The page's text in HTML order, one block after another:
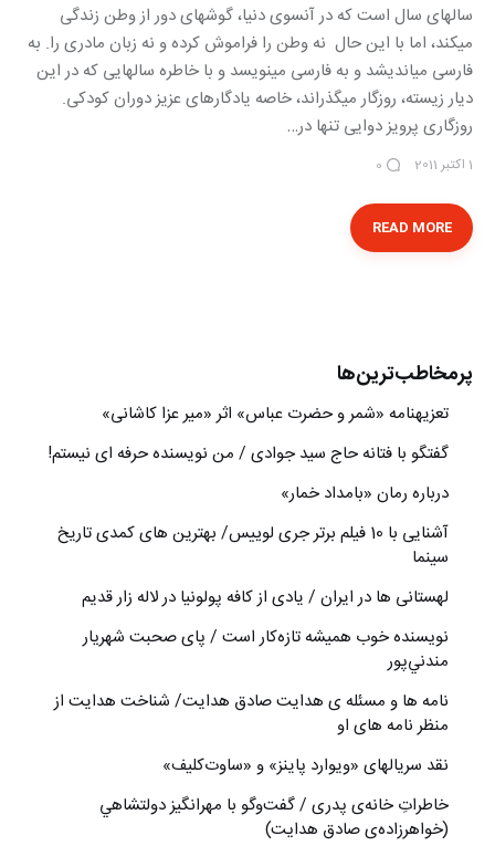
سالهای سال است که در آن‎سوی دنیا، گوشه‎ای دور از وطن زندگی
می‎کند، اما با این حال نه وطن را فراموش کرده و نه زبان مادری را. به
فارسی می‎اندیشد و به فارسی می‎نویسد و با خاطره سالهایی که در این
دیار زیسته، روزگار می‎گذراند، خاصه یادگارهای عزیز دوران کودکی.
روزگاری پرویز دوایی تنها در…
1 اکتبر 2011 0
READ MORE
پرمخاطب‌ترین‌ها
تعزیه‎نامه‏ «شمر و حضرت عباس» اثر «میر عزا کاشانی»
گفتگو با فتانه حاج سید جوادی / من نویسنده حرفه ای نیستم!
درباره رمان «بامداد خمار»
آشنایی با 10 فیلم برتر جری لوییس/ بهترین های کمدی تاریخ
سینما
لهستانی ها در ایران / یادی از کافه پولونیا در لاله زار قدیم
نويسنده خوب هميشه تازه‌كار است / پای صحبت شهريار
مندني‌پور
نامه ها و مسئله ی هدایت صادق هدایت/ شناخت هدایت از
منظر نامه های او
نقد سریالهای «ویوارد پاینز» و «ساوت‌کلیف»
خاطراتِ خانه‌ی پدری / گفت‌وگو با مهرانگيز دولتشاهي
(خواهرزاده‌ی صادق هدايت)